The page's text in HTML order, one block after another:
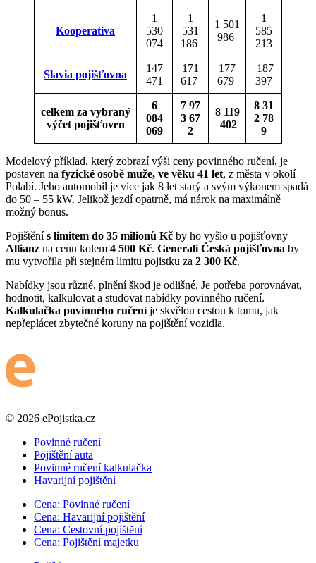
Kooperativa
1
530
074
1
531
186
1 501
986
1
585
213
Slavia pojišťovna
147
471
171
617
177
679
187
397
celkem za vybraný
výčet pojišťoven
6
084
069
7 97
3 67
2
8 119
402
8 31
2 78
9
Modelový příklad, který zobrazí výši ceny povinného ručení, je
postaven na fyzické osobě muže, ve věku 41 let, z města v okolí
Polabí. Jeho automobil je více jak 8 let starý a svým výkonem spadá
do 50 – 55 kW. Jelikož jezdí opatrně, má nárok na maximálně
možný bonus.
Pojištěnís limitem do 35 milionů Kč by ho vyšlo u pojišťovny
Allianz na cenu kolem 4 500 Kč. Generali Česká pojišťovna by
mu vytvořila při stejném limitu pojistku za 2 300 Kč.
Nabídky jsou různé, plnění škod je odlišné. Je potřeba porovnávat,
hodnotit, kalkulovat a studovat nabídky povinného ručení.
Kalkulačka povinného ručeníje skvělou cestou k tomu, jak
nepřeplácet zbytečné koruny na pojištění vozidla.
© 2026 ePojistka.cz
Povinné ručení
Pojištění auta
Povinné ručení kalkulačka
Havarijní pojištění
Cena: Povinné ručení
Cena: Havarijní pojištění
Cena: Cestovní pojištění
Cena: Pojištění majetku